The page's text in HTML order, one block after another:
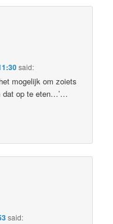
said:
mogelijk om zoiets
dat op te eten…’…
said: